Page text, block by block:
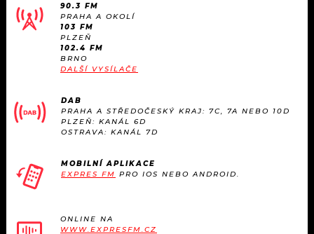
90.3 FM
PRAHA A OKOLÍ
103 FM
PLZEŇ
102.4 FM
BRNO
DALŠÍ VYSÍLAČE
DAB
PRAHA A STŘEDOČESKÝ KRAJ: 7C, 7A NEBO 10D
PLZEŇ: KANÁL 6D
OSTRAVA: KANÁL 7D
MOBILNÍ APLIKACE
EXPRES FM PRO IOS NEBO ANDROID.
ONLINE NA
WWW.EXPRESFM.CZ